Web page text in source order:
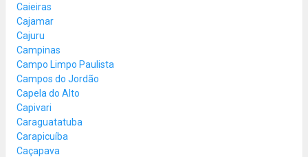
Caieiras
Cajamar
Cajuru
Campinas
Campo Limpo Paulista
Campos do Jordão
Capela do Alto
Capivari
Caraguatatuba
Carapicuíba
Caçapava